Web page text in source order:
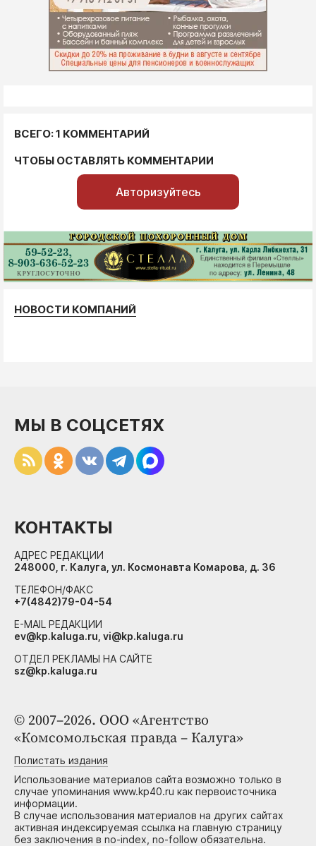
ВСЕГО: 1 КОММЕНТАРИЙ
ЧТОБЫ ОСТАВЛЯТЬ КОММЕНТАРИИ
Авторизуйтесь
НОВОСТИ КОМПАНИЙ
© 2007–2026. ООО «Агентство
«Комсомольская правда – Калуга»
Полистать издания
Использование материалов сайта возможно только в
случае упоминания www.kp40.ru как первоисточника
информации.
В случае использования материалов на других сайтах
активная индексируемая ссылка на главную страницу
без заключения в no-index, no-follow обязательна.
МЫ В СОЦСЕТЯХ
КОНТАКТЫ
АДРЕС РЕДАКЦИИ
248000, г. Калуга, ул. Космонавта Комарова, д. 36
ТЕЛЕФОН/ФАКС
+7(4842)79-04-54
E-MAIL РЕДАКЦИИ
ev@kp.kaluga.ru, vi@kp.kaluga.ru
ОТДЕЛ РЕКЛАМЫ НА САЙТЕ
sz@kp.kaluga.ru